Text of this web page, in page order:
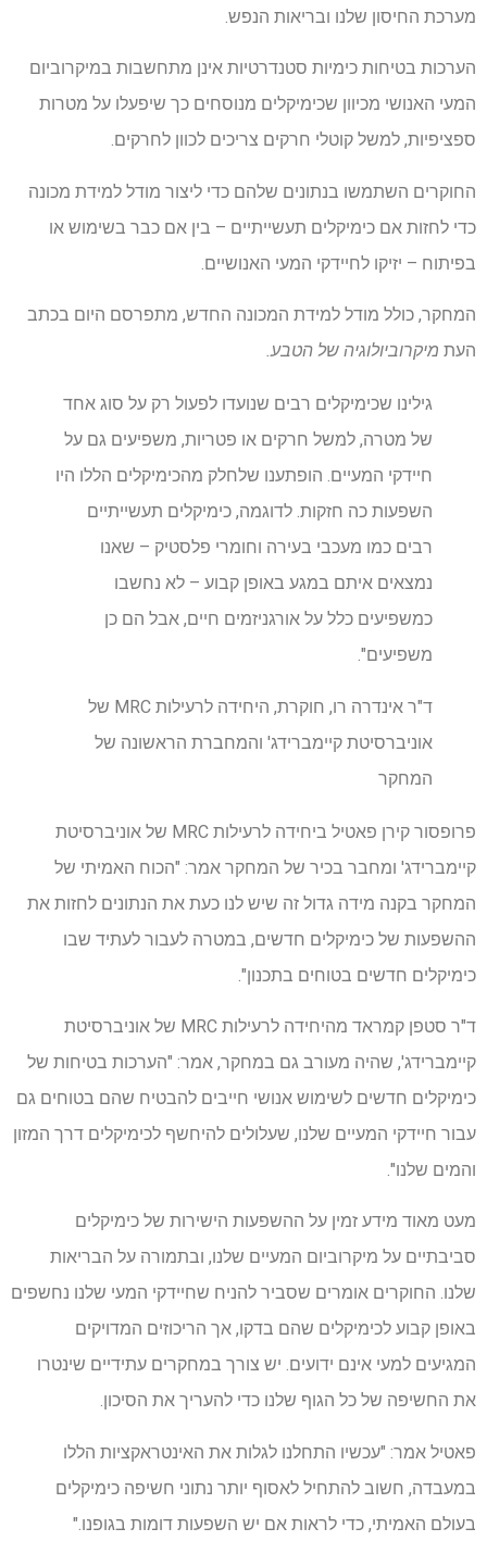
מערכת החיסון שלנו ובריאות הנפש.
הערכות בטיחות כימיות סטנדרטיות אינן מתחשבות במיקרוביום
המעי האנושי מכיוון שכימיקלים מנוסחים כך שיפעלו על מטרות
ספציפיות, למשל קוטלי חרקים צריכים לכוון לחרקים.
החוקרים השתמשו בנתונים שלהם כדי ליצור מודל למידת מכונה
כדי לחזות אם כימיקלים תעשייתיים – בין אם כבר בשימוש או
בפיתוח – יזיקו לחיידקי המעי האנושיים.
המחקר, כולל מודל למידת המכונה החדש, מתפרסם היום בכתב
העת מיקרוביולוגיה של הטבע.
גילינו שכימיקלים רבים שנועדו לפעול רק על סוג אחד
של מטרה, למשל חרקים או פטריות, משפיעים גם על
חיידקי המעיים. הופתענו שלחלק מהכימיקלים הללו היו
השפעות כה חזקות. לדוגמה, כימיקלים תעשייתיים
רבים כמו מעכבי בעירה וחומרי פלסטיק – שאנו
נמצאים איתם במגע באופן קבוע – לא נחשבו
כמשפיעים כלל על אורגניזמים חיים, אבל הם כן
משפיעים".
ד"ר אינדרה רו, חוקרת, היחידה לרעילות MRC של
אוניברסיטת קיימברידג' והמחברת הראשונה של
המחקר
פרופסור קירן פאטיל ביחידה לרעילות MRC של אוניברסיטת
קיימברידג' ומחבר בכיר של המחקר אמר: "הכוח האמיתי של
המחקר בקנה מידה גדול זה שיש לנו כעת את הנתונים לחזות את
ההשפעות של כימיקלים חדשים, במטרה לעבור לעתיד שבו
כימיקלים חדשים בטוחים בתכנון".
ד"ר סטפן קמראד מהיחידה לרעילות MRC של אוניברסיטת
קיימברידג', שהיה מעורב גם במחקר, אמר: "הערכות בטיחות של
כימיקלים חדשים לשימוש אנושי חייבים להבטיח שהם בטוחים גם
עבור חיידקי המעיים שלנו, שעלולים להיחשף לכימיקלים דרך המזון
והמים שלנו".
מעט מאוד מידע זמין על ההשפעות הישירות של כימיקלים
סביבתיים על מיקרוביום המעיים שלנו, ובתמורה על הבריאות
שלנו. החוקרים אומרים שסביר להניח שחיידקי המעי שלנו נחשפים
באופן קבוע לכימיקלים שהם בדקו, אך הריכוזים המדויקים
המגיעים למעי אינם ידועים. יש צורך במחקרים עתידיים שינטרו
את החשיפה של כל הגוף שלנו כדי להעריך את הסיכון.
פאטיל אמר: "עכשיו התחלנו לגלות את האינטראקציות הללו
במעבדה, חשוב להתחיל לאסוף יותר נתוני חשיפה כימיקלים
בעולם האמיתי, כדי לראות אם יש השפעות דומות בגופנו."